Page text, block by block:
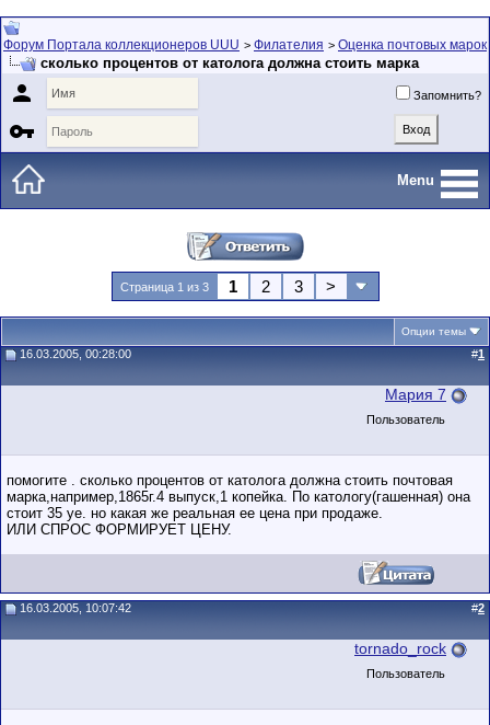
Форум Портала коллекционеров UUU > Филателия > Оценка почтовых марок
сколько процентов от католога должна стоить марка
 Запомнить?

Menu
Страница 1 из 3 1 2 3 >
Опции темы
16.03.2005, 00:28:00 #1
Мария 7
Пользователь
помогите . сколько процентов от католога должна стоить почтовая
марка,например,1865г.4 выпуск,1 копейка. По катологу(гашенная) она
стоит 35 уе. но какая же реальная ее цена при продаже.
ИЛИ СПРОС ФОРМИРУЕТ ЦЕНУ.
16.03.2005, 10:07:42 #2
tornado_rock
Пользователь